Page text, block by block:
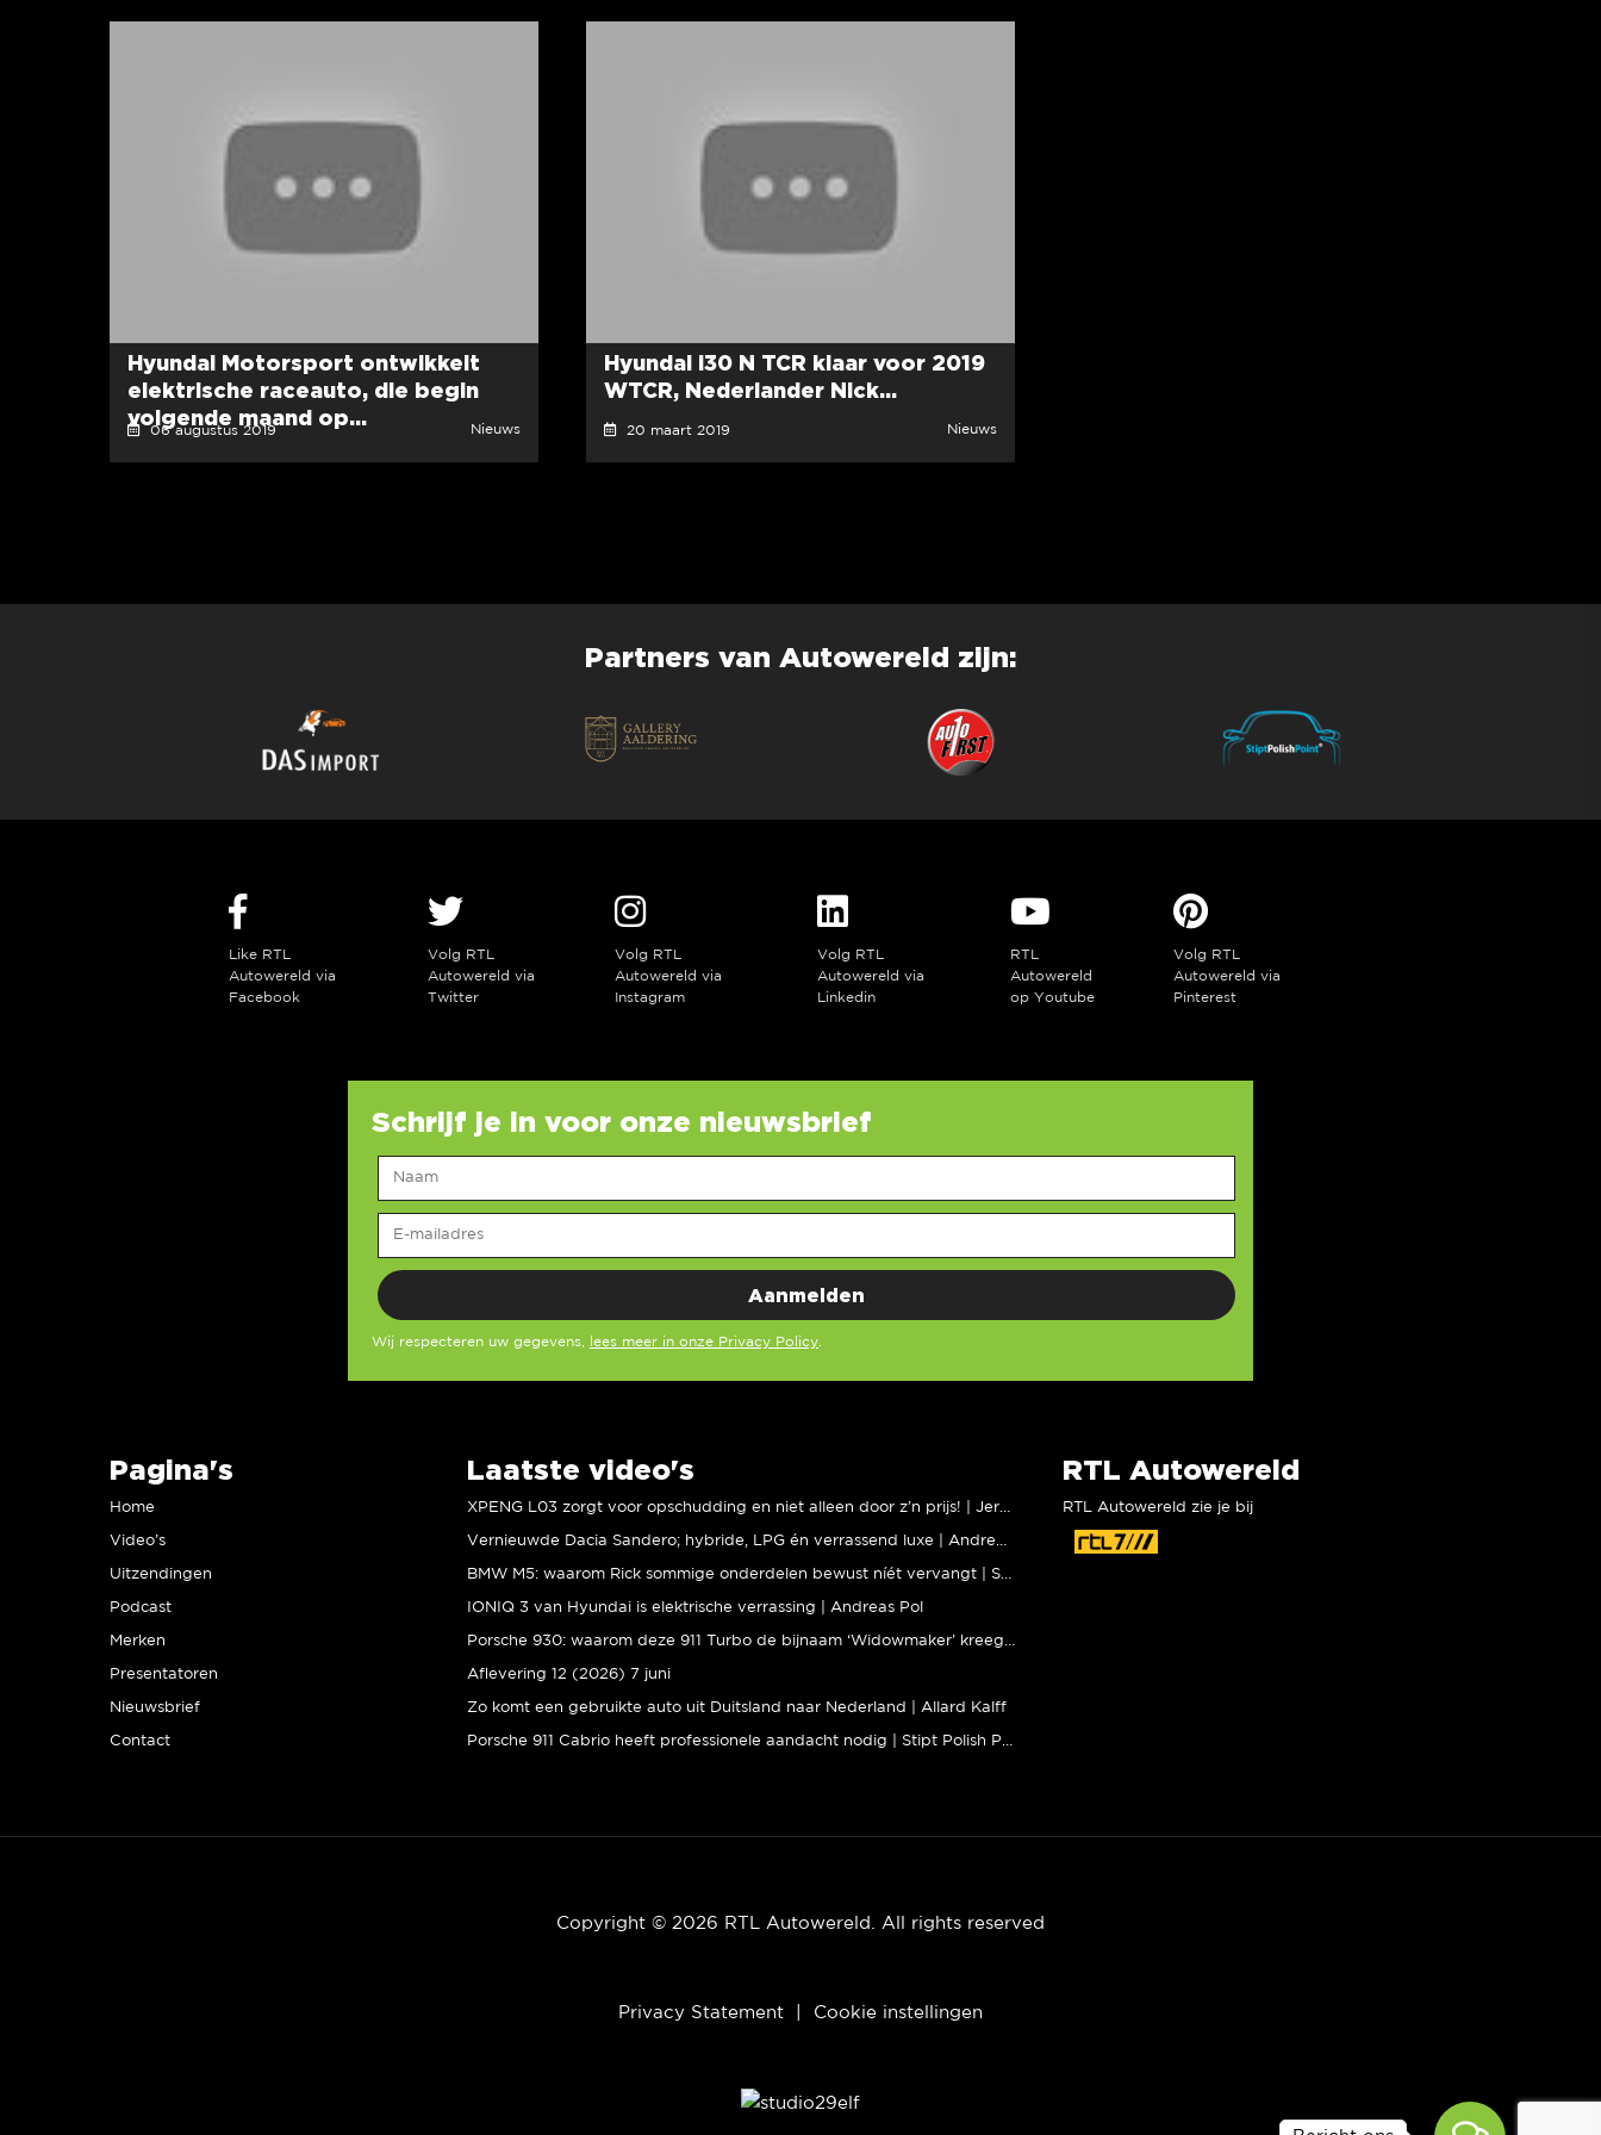
Hyundai Motorsport ontwikkelt
elektrische raceauto, die begin
volgende maand op...
06 augustus 2019 Nieuws
Hyundai i30 N TCR klaar voor 2019
WTCR, Nederlander Nick...
20 maart 2019 Nieuws
Partners van Autowereld zijn:
Like RTL
Autowereld via
Facebook
Volg RTL
Autowereld via
Twitter
Volg RTL
Autowereld via
Instagram
Volg RTL
Autowereld via
Linkedin
RTL
Autowereld
op Youtube
Volg RTL
Autowereld via
Pinterest
Schrijf je in voor onze nieuwsbrief
Wij respecteren uw gegevens, lees meer in onze Privacy Policy
Pagina's
Home
Video’s
Uitzendingen
Podcast
Merken
Presentatoren
Nieuwsbrief
Contact
Laatste video's
IONIQ 3 van Hyundai is elektrische verrassing | Andreas Pol
Aflevering 12 (2026) 7 juni
Zo komt een gebruikte auto uit Duitsland naar Nederland | Allard Kalff
RTL Autowereld
RTL Autowereld zie je bij
Copyright © 2026 RTL Autowereld. All rights reserved
Privacy Statement Cookie instellingen